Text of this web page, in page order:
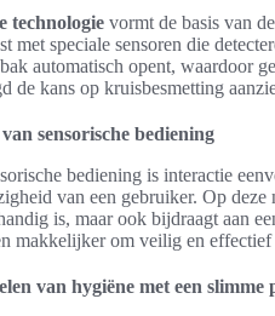
technologie vormt de basis van
met speciale sensoren die
automatisch opent, waardoor
de kans op kruisbesmetting
sensorische bediening
bediening is interactie
van een gebruiker. Op
is, maar ook bijdraagt aan
makkelijker om veilig en
van hygiëne met een slimme